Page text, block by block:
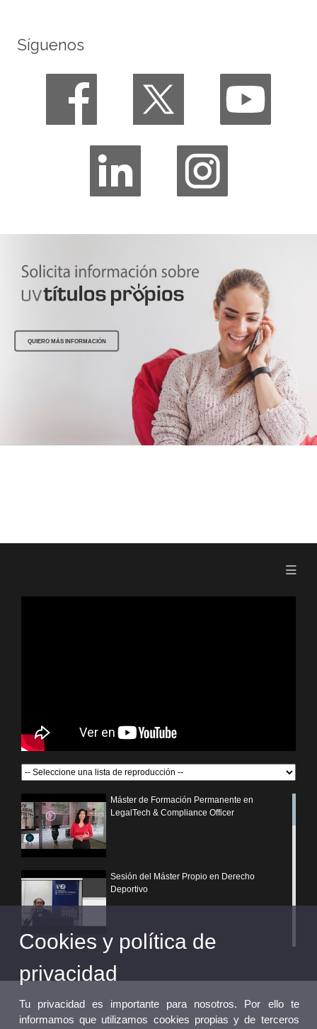
Síguenos
QUIERO MÁS INFORMACIÓN
Máster de Formación Permanente en
LegalTech & Compliance Officer
Sesión del Máster Propio en Derecho
Deportivo
¿Por qué elegir un postgrado propio de la
Universitat de València?
Cookies y política de
privacidad
Tu privacidad es importante para nosotros. Por ello te
informamos que utilizamos cookies propias y de terceros